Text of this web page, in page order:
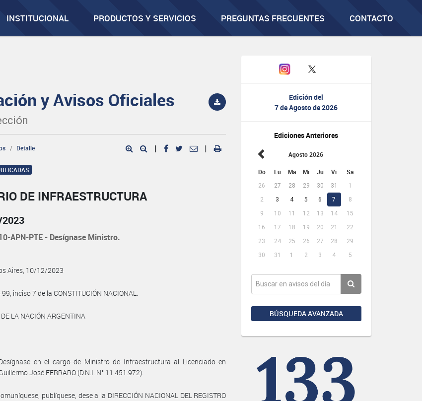
INSTITUCIONAL PRODUCTOS Y SERVICIOS PREGUNTAS FRECUENTES CONTACTO
Edición del
7 de Agosto de 2026
Ediciones Anteriores
Agosto 2026
Do Lu Ma Mi Ju Vi Sa
26 27 28 29 30 31
1
2
3 4 5 6 7
8
9
10 11 12 13 14
15
16
17 18 19 20 21
22
23
24 25 26 27 28
29
30
31 1 2 3 4 5
BÚSQUEDA AVANZADA
y Avisos Oficiales
Detalle | |
DE INFRAESTRUCTURA
APN-PTE - Desígnase Ministro.
Aires, 10/12/2023
inciso 7 de la CONSTITUCIÓN NACIONAL.
LA NACIÓN ARGENTINA
Desígnase en el cargo de Ministro de Infraestructura al Licenciado en
José FERRARO (D.N.I. N° 11.451.972).
publíquese, dese a la DIRECCIÓN NACIONAL DEL REGISTRO